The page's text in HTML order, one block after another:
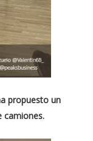
propuesto un
camiones.